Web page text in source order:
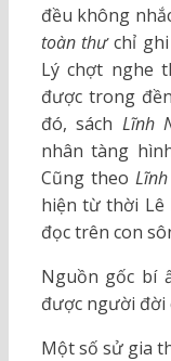
đều không
toàn thưchỉ ghi
Lý chợt nghe
được trong
đó, sách Lĩnh
nhân tàng
Cũng theo
hiện từ thời Lê
đọc trên con
Nguồn gốc bí
được người đời
Một số sử gia